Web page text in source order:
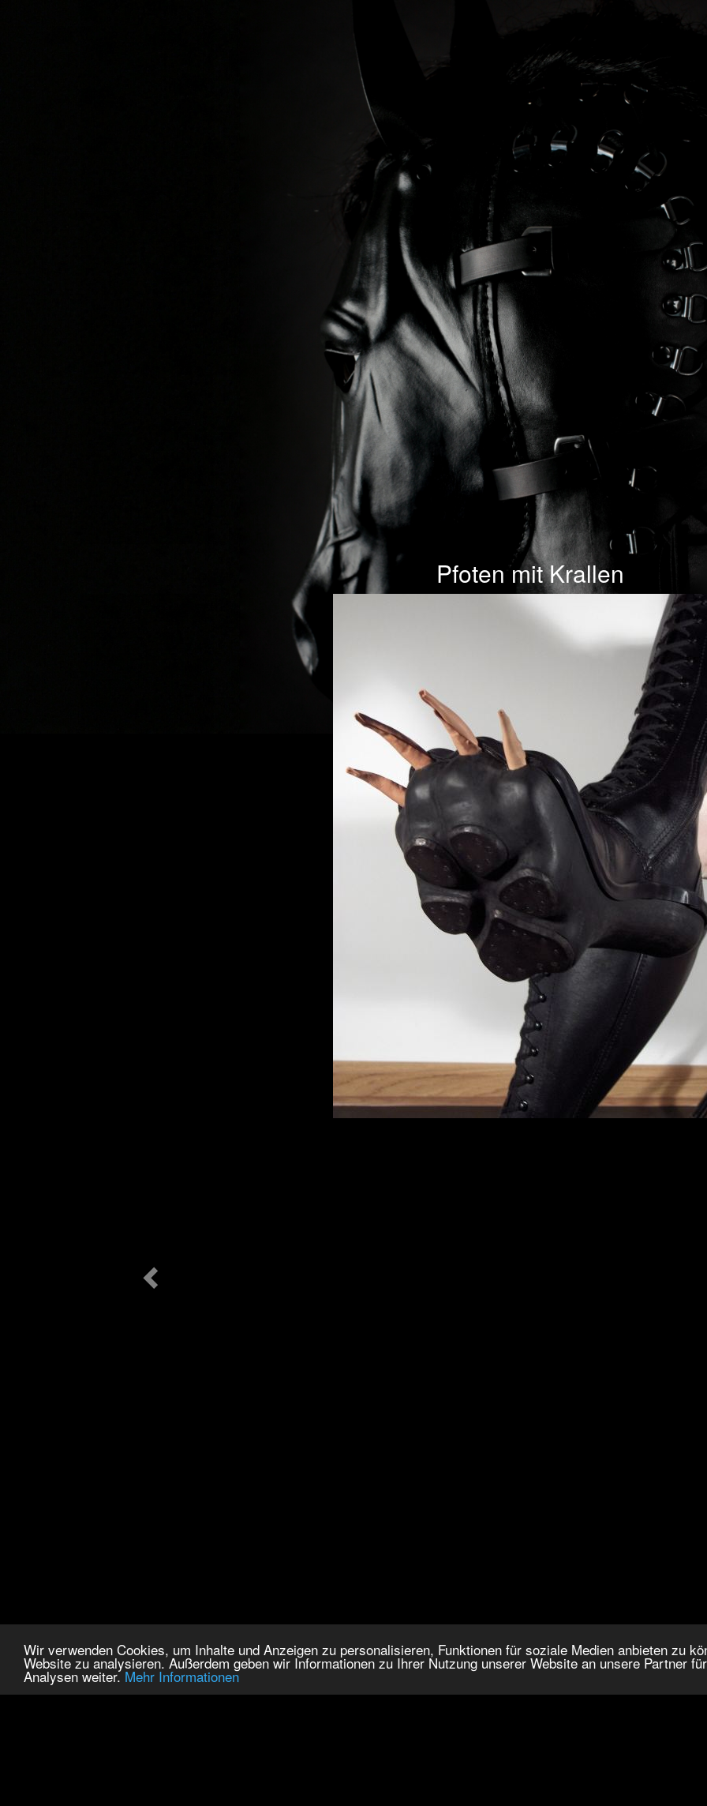
Wir verwenden Cookies, um Inhalte und Anzeigen zu personalisieren, Funktionen für soziale Medien anbieten zu
Website zu analysieren. Außerdem geben wir Informationen zu Ihrer Nutzung unserer Website an unsere Partner
Analysen weiter. Mehr Informationen
Pfoten mit Krallen